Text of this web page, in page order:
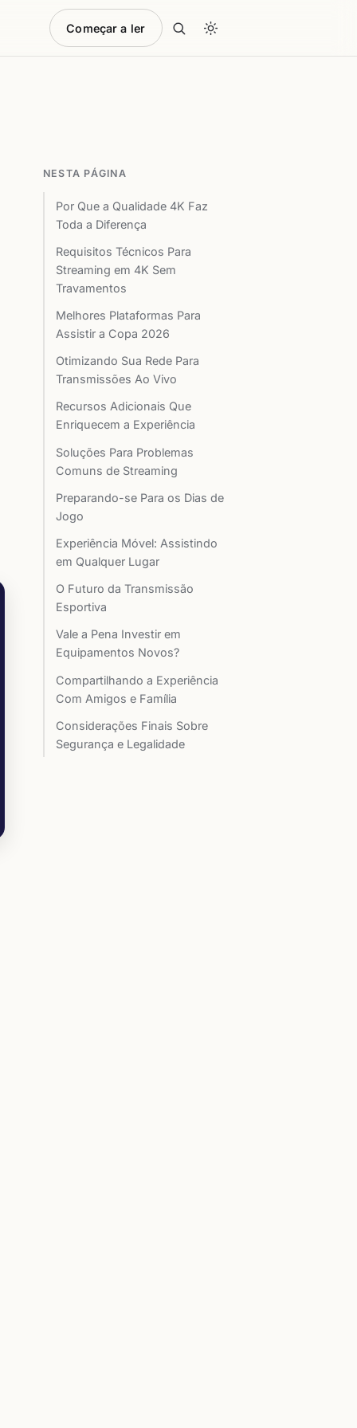
Começar a ler
NESTA PÁGINA
Por Que a Qualidade 4K Faz
Toda a Diferença
Requisitos Técnicos Para
Streaming em 4K Sem
Travamentos
Melhores Plataformas Para
Assistir a Copa 2026
Otimizando Sua Rede Para
Transmissões Ao Vivo
Recursos Adicionais Que
Enriquecem a Experiência
Soluções Para Problemas
Comuns de Streaming
Preparando-se Para os Dias de
Jogo
Experiência Móvel: Assistindo
em Qualquer Lugar
O Futuro da Transmissão
Esportiva
Vale a Pena Investir em
Equipamentos Novos?
Compartilhando a Experiência
Com Amigos e Família
Considerações Finais Sobre
Segurança e Legalidade